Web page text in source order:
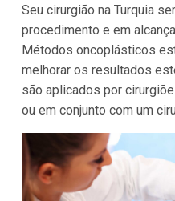
Seu cirurgião na Turquia
procedimento e em
Métodos oncoplásticos
melhorar os resultados
são aplicados por
ou em conjunto com um